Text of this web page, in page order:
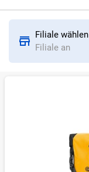
Filiale wählen
Filiale an